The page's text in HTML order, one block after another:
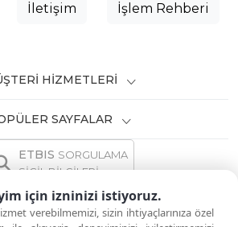
için izninizi istiyoruz.
verebilmemizi, sizin ihtiyaçlarınıza özel
İletişim İşlem Rehberi
HIZMETLERI
SAYFALAR
ETBIS SORGULAMA
SİCİL BİLGİLERİ